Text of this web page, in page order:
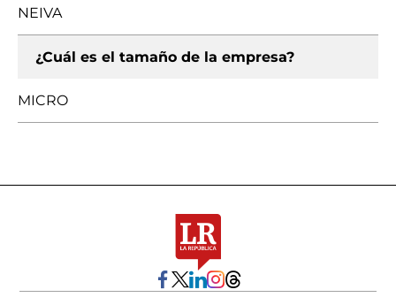
NEIVA
¿Cuál es el tamaño de la empresa?
MICRO